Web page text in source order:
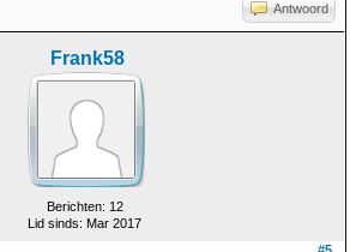
Antwoord
Frank58
Berichten: 12
Lid sinds: Mar 2017